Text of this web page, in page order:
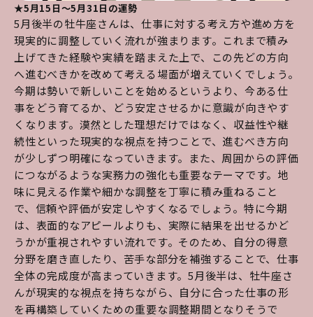
★5月15日～5月31日の運勢
5月後半の牡牛座さんは、仕事に対する考え方や進め方を
現実的に調整していく流れが強まります。これまで積み
上げてきた経験や実績を踏まえた上で、この先どの方向
へ進むべきかを改めて考える場面が増えていくでしょう。
今期は勢いで新しいことを始めるというより、今ある仕
事をどう育てるか、どう安定させるかに意識が向きやす
くなります。漠然とした理想だけではなく、収益性や継
続性といった現実的な視点を持つことで、進むべき方向
が少しずつ明確になっていきます。また、周囲からの評価
につながるような実務力の強化も重要なテーマです。地
味に見える作業や細かな調整を丁寧に積み重ねること
で、信頼や評価が安定しやすくなるでしょう。特に今期
は、表面的なアピールよりも、実際に結果を出せるかど
うかが重視されやすい流れです。そのため、自分の得意
分野を磨き直したり、苦手な部分を補強することで、仕事
全体の完成度が高まっていきます。5月後半は、牡牛座さ
んが現実的な視点を持ちながら、自分に合った仕事の形
を再構築していくための重要な調整期間となりそうで